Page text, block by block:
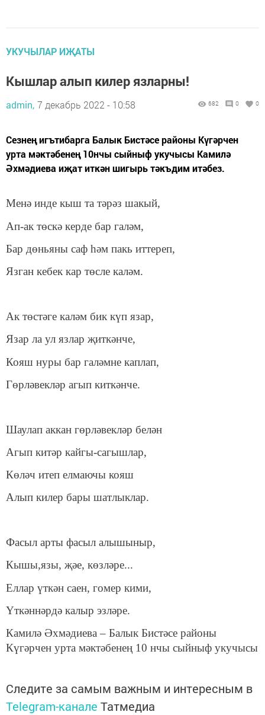
УКУЧЫЛАР ИҖАТЫ
Кышлар алып килер язларны!
admin, 7 декабрь 2022 - 10:58 682 0 0
Сезнең игътибарга Балык Бистәсе районы Күгәрчен
урта мәктәбенең 10нчы сыйныф укучысы Камилә
Әхмәдиева иҗат иткән шигырь тәкъдим итәбез.
Менә инде кыш та тәрәз шакый,
Ап-ак төскә керде бар галәм,
Бар дөньяны саф һәм пакь иттереп,
Язган кебек кар төсле каләм.
Ак төстәге каләм бик күп язар,
Язар ла ул язлар җиткәнче,
Кояш нуры бар галәмне каплап,
Гөрләвекләр агып киткәнче.
Шаулап аккан гөрләвекләр белән
Агып китәр кайгы-сагышлар,
Көләч итеп елмаючы кояш
Алып килер бары шатлыклар.
Фасыл арты фасыл алышыныр,
Кышы,язы, җәе, көзләре...
Еллар үткән саен, гомер кими,
Үткәннәрдә калыр эзләре.
Камилә Әхмәдиева – Балык Бистәсе районы
Күгәрчен урта мәктәбенең 10 нчы сыйныф укучысы
Следите за самым важным и интересным в
Telegram-канале Татмедиа